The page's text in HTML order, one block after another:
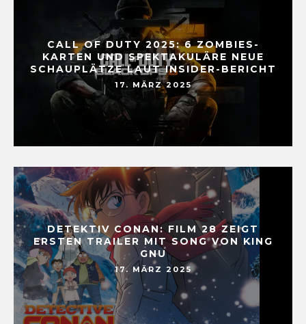
CALL OF DUTY 2025: 6 ZOMBIES-
KARTEN UND SPEKTAKULÄRE NEUE
SCHAUPLÄTZE LAUT INSIDER-BERICHT
17. MÄRZ 2025
DETEKTIV CONAN: FILM 28 ZEIGT
ERSTEN TRAILER MIT SONG VON KING
GNU
17. MÄRZ 2025